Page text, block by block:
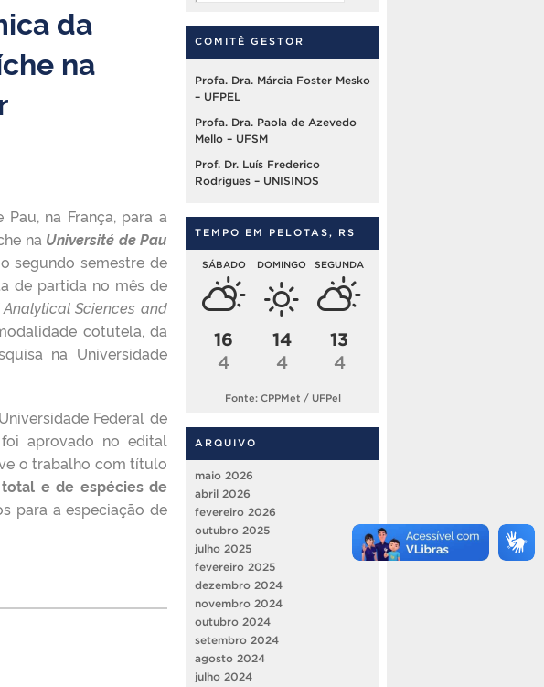
da
na
na França, para a
na Université de Pau
segundo semestre de
de partida no mês de
Sciences and
cotutela, da
na Universidade
Federal de
foi aprovado no edital
o trabalho com título
e de espécies de
para a especiação de
COMITÊ GESTOR
Profa. Dra. Márcia Foster Mesko
– UFPEL
Profa. Dra. Paola de Azevedo
Mello – UFSM
Prof. Dr. Luís Frederico
Rodrigues – UNISINOS
TEMPO EM PELOTAS, RS
SÁBADO
16
4
DOMINGO
14
4
SEGUNDA
13
4
Fonte: CPPMet / UFPel
ARQUIVO
maio 2026
abril 2026
fevereiro 2026
outubro 2025
julho 2025
fevereiro 2025
dezembro 2024
novembro 2024
outubro 2024
setembro 2024
agosto 2024
julho 2024